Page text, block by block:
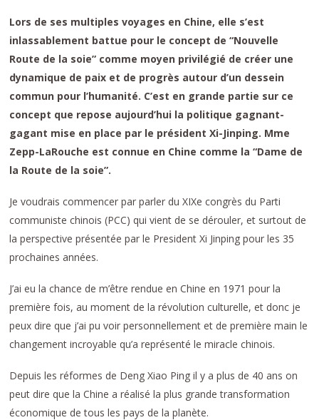
Lors de ses multiples voyages en Chine, elle s’est
inlassablement battue pour le concept de “Nouvelle
Route de la soie” comme moyen privilégié de créer une
dynamique de paix et de progrès autour d’un dessein
commun pour l’humanité. C’est en grande partie sur ce
concept que repose aujourd’hui la politique gagnant-
gagant mise en place par le président Xi-Jinping. Mme
Zepp-LaRouche est connue en Chine comme la “Dame de
la Route de la soie”.
Je voudrais commencer par parler du XIXe congrès du Parti
communiste chinois (PCC) qui vient de se dérouler, et surtout de
la perspective présentée par le President Xi Jinping pour les 35
prochaines années.
J’ai eu la chance de m’être rendue en Chine en 1971 pour la
première fois, au moment de la révolution culturelle, et donc je
peux dire que j’ai pu voir personnellement et de première main le
changement incroyable qu’a représenté le miracle chinois.
Depuis les réformes de Deng Xiao Ping il y a plus de 40 ans on
peut dire que la Chine a réalisé la plus grande transformation
économique de tous les pays de la planète.